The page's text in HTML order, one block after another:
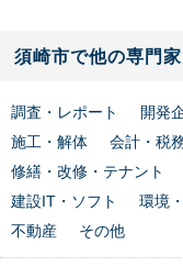
須崎市で他の専門
調査・レポート 開発
施工・解体
会計・税
修繕・改修・テナント
建設IT・ソフト
環境
不動産
その他